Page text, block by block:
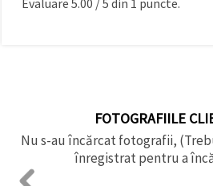
FOTOGRAFIILE
Nu s-au încărcat fotografii,
înregistrat pentru a